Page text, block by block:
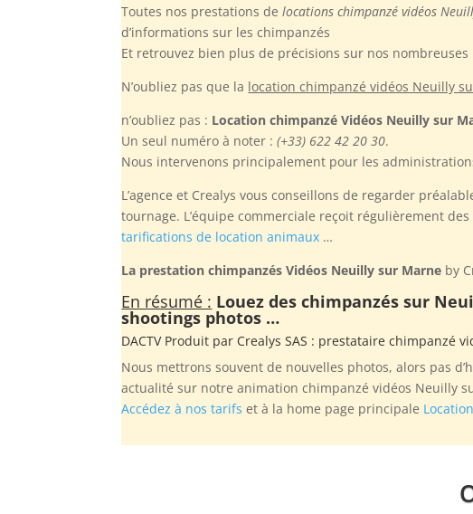
Toutes nos prestations delocations chimpanzé vidéos
d’informations sur les chimpanzés
Et retrouvez bien plus de précisions sur nos
N’oubliez pas que la location chimpanzé vidéos Neuilly
n’oubliez pas : Location chimpanzé Vidéos Neuilly sur
Un seul numéro à noter :(+33) 622 42 20 30.
Nous intervenons principalement pour les
L’agence et Crealys vous conseillons de regarder
tournage. L’équipe commerciale reçoit régulièrement
tarifications de location animaux …
La prestation chimpanzés Vidéos Neuilly sur Marne by
En résumé : Louez des chimpanzés sur
shootings photos …
DACTV Produit par Crealys SAS : prestataire chimpanzé
Nous mettrons souvent de nouvelles photos, alors pas
actualité sur notre animation chimpanzé vidéos Neuilly
Accédez à nos tarifs et à la home page principale